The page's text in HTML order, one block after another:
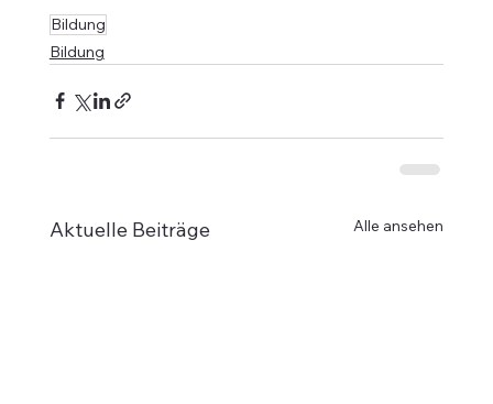
Bildung
Bildung
Aktuelle Beiträge Alle ansehen